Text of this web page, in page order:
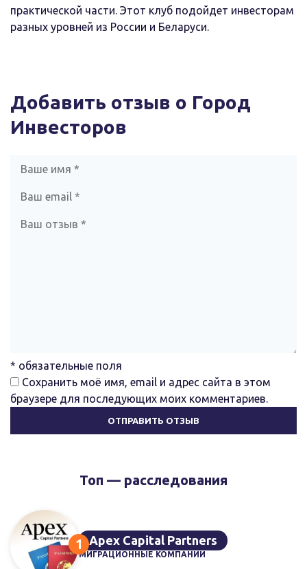
практической части. Этот клуб подойдет инвесторам
разных уровней из России и Беларуси.
Добавить отзыв о Город
Инвесторов
* обязательные поля
Сохранить моё имя, email и адрес сайта в этом
браузере для последующих моих комментариев.
Топ — расследования
Apex Capital Partners
МИГРАЦИОННЫЕ КОМПАНИИ